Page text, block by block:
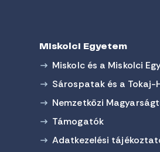
Miskolci Egyetem
Miskolc és a Miskolci
Sárospatak és a Tokaj-
Nemzetközi
Támogatók
Adatkezelési